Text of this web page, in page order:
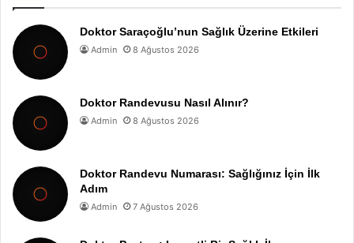
Doktor Saraçoğlu’nun Sağlık Üzerine Etkileri
Admin 8 Ağustos 2026
Doktor Randevusu Nasıl Alınır?
Admin 8 Ağustos 2026
Doktor Randevu Numarası: Sağlığınız İçin İlk
Adım
Admin 7 Ağustos 2026